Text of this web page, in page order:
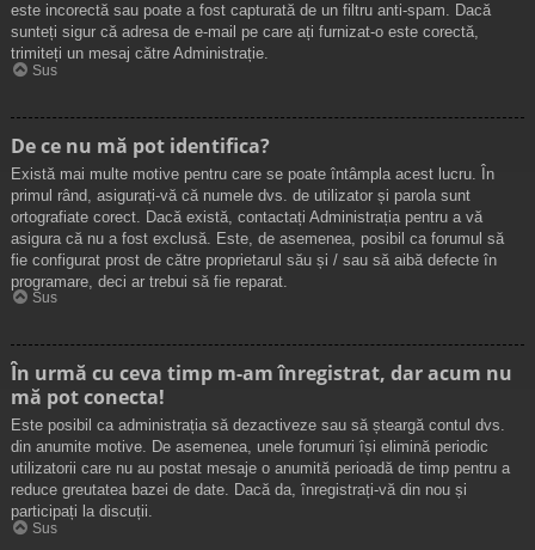
este incorectă sau poate a fost capturată de un filtru anti-spam. Dacă
sunteți sigur că adresa de e-mail pe care ați furnizat-o este corectă,
trimiteți un mesaj către Administrație.
Sus
De ce nu mă pot identifica?
Există mai multe motive pentru care se poate întâmpla acest lucru. În
primul rând, asigurați-vă că numele dvs. de utilizator și parola sunt
ortografiate corect. Dacă există, contactați Administrația pentru a vă
asigura că nu a fost exclusă. Este, de asemenea, posibil ca forumul să
fie configurat prost de către proprietarul său și / sau să aibă defecte în
programare, deci ar trebui să fie reparat.
Sus
În urmă cu ceva timp m-am înregistrat, dar acum nu
mă pot conecta!
Este posibil ca administrația să dezactiveze sau să șteargă contul dvs.
din anumite motive. De asemenea, unele forumuri își elimină periodic
utilizatorii care nu au postat mesaje o anumită perioadă de timp pentru a
reduce greutatea bazei de date. Dacă da, înregistrați-vă din nou și
participați la discuții.
Sus